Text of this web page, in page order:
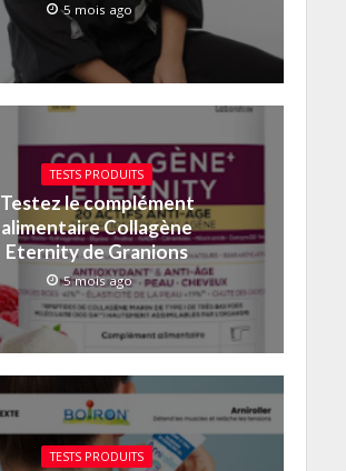
5 mois ago
TESTS PRODUITS
Testez le complément
alimentaire Collagène
Eternity de Granions
5 mois ago
TESTS PRODUITS